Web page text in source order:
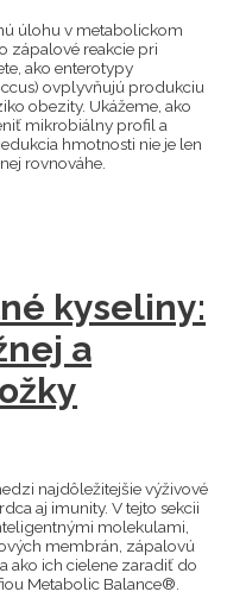
úlohu v metabolickom
zápalové reakcie pri
ako enterotypy
ovplyvňujú produkciu
obezity. Ukážeme, ako
mikrobiálny profil a
hmotnosti nie je len
rovnováhe.
kyseliny:
a
najdôležitejšie výživové
aj imunity. V tejto sekcii
molekulami,
membrán, zápalovú
ako ich cielene zaradiť do
Metabolic Balance®.